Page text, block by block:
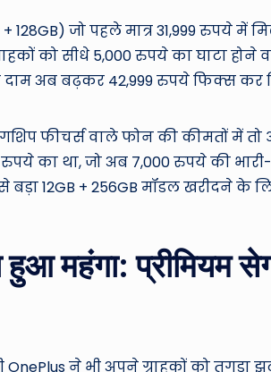
जो पहले मात्र 31,999 रुपये में
को सीधे 5,000 रुपये का घाटा होने
दाम अब बढ़कर 42,999 रुपये फिक्स कर
फीचर्स वाले फोन की कीमतों में
रुपये का था, जो अब 7,000 रुपये की
12GB + 256GB मॉडल खरीदने के
महंगा: प्रीमियम
ने भी अपने ग्राहकों को तगड़ा